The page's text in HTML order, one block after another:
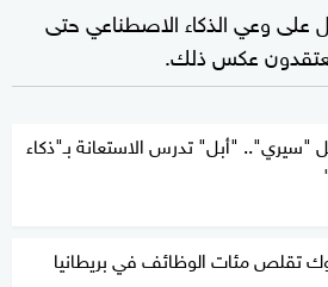
على وعي الذكاء الاصطناعي حتى
عكس ذلك.
"سيري".. "أبل" تدرس الاستعانة بـ"ذكاء
تقلص مئات الوظائف في بريطانيا